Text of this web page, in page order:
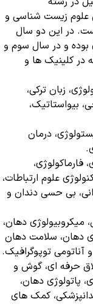
علوم زیست شناسی و
در این دو سال
بوده و در سال سوم و
در کلینیک ها و
زبان ترکی،
بیواستاتیک،
درمان
علوم ارتباطات،
بی حسی دندان و
میکروبیولوژی دهان،
دهان، سلامت دهان
آناتومی توپوگرافیک.
حرفه ای، گوش و
پاتولوژی دهان،
کمک های